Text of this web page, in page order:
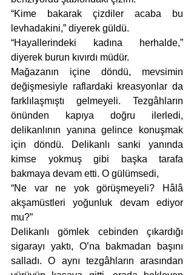
“Kime bakarak çizdiler acaba bu
levhadakini,” diyerek güldü.
“Hayallerindeki kadına herhalde,”
diyerek burun kıvırdı müdür.
Mağazanın içine döndü, mevsimin
değişmesiyle raflardaki kreasyonlar da
farklılaşmıştı gelmeyeli. Tezgâhların
önünden kapıya doğru ilerledi,
delikanlının yanına gelince konuşmak
için döndü. Delikanlı sanki yanında
kimse yokmuş gibi başka tarafa
bakmaya devam etti. O gülümsedi,
“Ne var ne yok görüşmeyeli? Hâlâ
akşamüstleri yoğunluk devam ediyor
mu?”
Delikanlı gömlek cebinden çıkardığı
sigarayı yaktı, O’na bakmadan başını
salladı. O aynı tezgâhların arasından